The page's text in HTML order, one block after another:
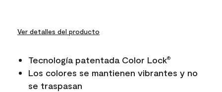
Ver detalles del producto
Tecnología patentada Color Lock®
Los colores se mantienen vibrantes y no
se traspasan